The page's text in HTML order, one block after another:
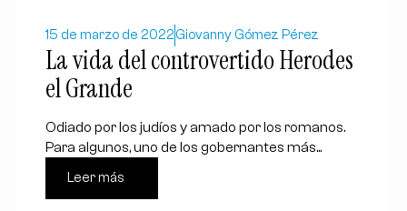
15 de marzo de 2022Giovanny Gómez Pérez
La vida del controvertido Herodes
el Grande
Odiado por los judíos y amado por los romanos.
Para algunos, uno de los gobernantes más...
Leer más